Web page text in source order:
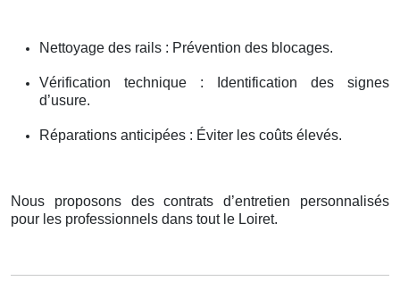
Nettoyage des rails : Prévention des blocages.
Vérification technique : Identification des signes
d’usure.
Réparations anticipées : Éviter les coûts élevés.
Nous proposons des contrats d’entretien personnalisés
pour les professionnels dans tout le Loiret.